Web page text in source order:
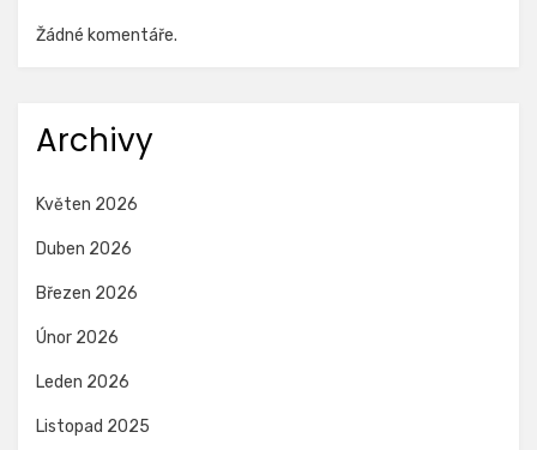
Žádné komentáře.
Archivy
Květen 2026
Duben 2026
Březen 2026
Únor 2026
Leden 2026
Listopad 2025